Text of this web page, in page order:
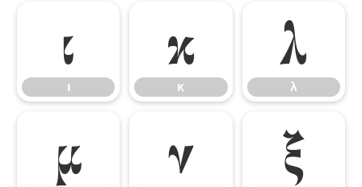
ι
ι
κ
κ
λ
λ
μ ν ξ